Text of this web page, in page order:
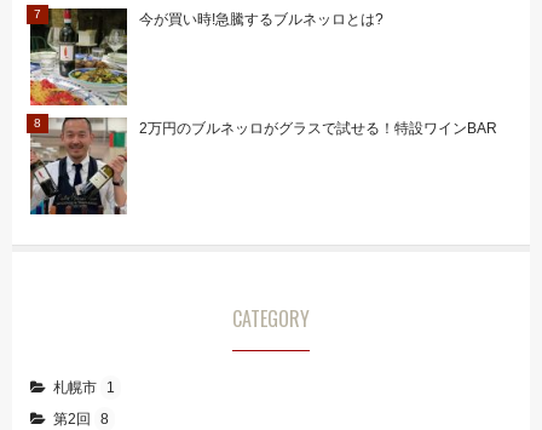
今が買い時!急騰するブルネッロとは?
2万円のブルネッロがグラスで試せる！特設ワインBAR
CATEGORY
札幌市
1
第2回
8